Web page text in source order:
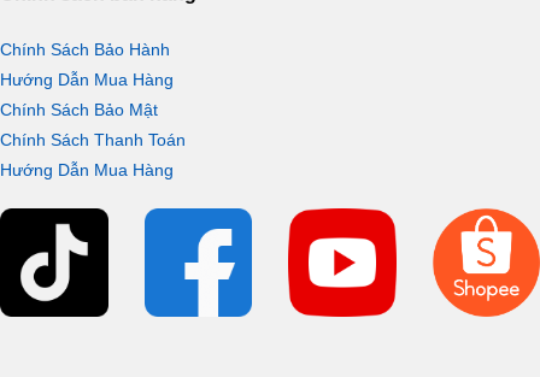
Chính Sách Bảo Hành
Hướng Dẫn Mua Hàng
Chính Sách Bảo Mật
Chính Sách Thanh Toán
Hướng Dẫn Mua Hàng